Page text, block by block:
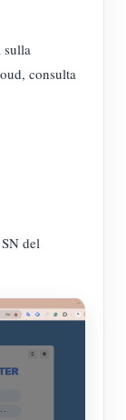
sulla
consulta
del